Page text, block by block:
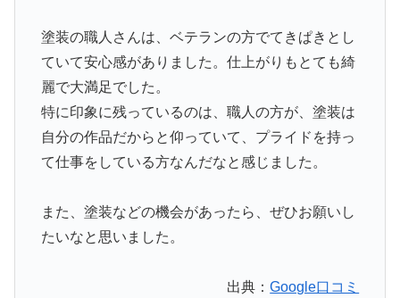
塗装の職人さんは、ベテランの方でてきぱきとし
ていて安心感がありました。仕上がりもとても綺
麗で大満足でした。
特に印象に残っているのは、職人の方が、塗装は
自分の作品だからと仰っていて、プライドを持っ
て仕事をしている方なんだなと感じました。
また、塗装などの機会があったら、ぜひお願いし
たいなと思いました。
出典：Google口コミ